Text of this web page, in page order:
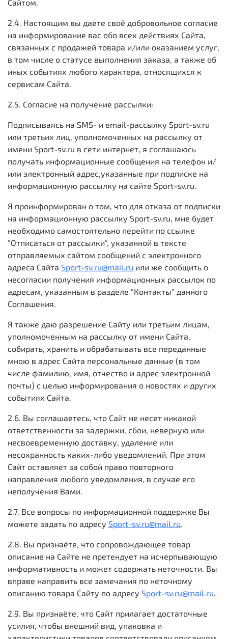
Сайтом.
2.4. Настоящим вы даете своё добровольное согласие
на информирование вас обо всех действиях Сайта,
связанных с продажей товара и/или оказанием услуг,
в том числе о статусе выполнения заказа, а также об
иных событиях любого характера, относящихся к
сервисам Сайта.
2.5. Согласие на получение рассылки:
Подписываясь на SMS- и email-рассылку Sport-sv.ru
или третьих лиц, уполномоченных на рассылку от
имени Sport-sv.ru в сети интернет, я соглашаюсь
получать информационные сообщения на телефон и/
или электронный адрес,указанные при подписке на
информационную рассылку на сайте Sport-sv.ru.
Я проинформирован о том, что для отказа от подписки
на информационную рассылку Sport-sv.ru, мне будет
необходимо самостоятельно перейти по ссылке
"Отписаться от рассылки", указанной в тексте
отправляемых сайтом сообщений с электронного
адреса Сайта Sport-sv.ru@mail.ru или же сообщить о
несогласии получения информационных рассылок по
адресам, указанным в разделе "Контакты" данного
Соглашения.
Я также даю разрешение Сайту или третьим лицам,
уполномоченным на рассылку от имени Сайта,
собирать, хранить и обрабатывать все переданные
мною в адрес Сайта персональные данные (в том
числе фамилию, имя, отчество и адрес электронной
почты) с целью информирования о новостях и других
событиях Сайта.
2.6. Вы соглашаетесь, что Сайт не несет никакой
ответственности за задержки, сбои, неверную или
несвоевременную доставку, удаление или
несохранность каких-либо уведомлений. При этом
Сайт оставляет за собой право повторного
направления любого уведомления, в случае его
неполучения Вами.
2.7. Все вопросы по информационной поддержке Вы
можете задать по адресу Sport-sv.ru@mail.ru.
2.8. Вы признаёте, что сопровождающее товар
описание на Сайте не претендует на исчерпывающую
информативность и может содержать неточности. Вы
вправе направить все замечания по неточному
описанию товара Сайту по адресу Sport-sv.ru@mail.ru.
2.9. Вы признаёте, что Сайт прилагает достаточные
усилия, чтобы внешний вид, упаковка и